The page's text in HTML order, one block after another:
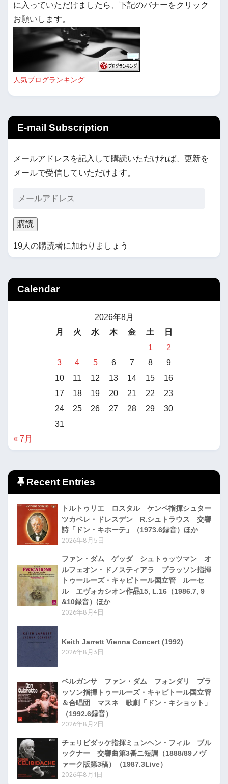
に入っていただけましたら、下記のバナーをクリック
お願いします。
人気ブログランキング
E-mail Subscription
メールアドレスを記入して購読いただければ、更新を
メールで受信していただけます。
購読
19人の購読者に加わりましょう
Calendar
2026年8月
月
火 水 木 金 土
日
1
2
3
4 5 6 7 8
9
10
11 12 13 14 15
16
17
18 19 20 21 22
23
24
25 26 27 28 29
30
31
« 7月
Recent Entries
トルトゥリエ ロスタル ケンペ指揮シュター
ツカペレ・ドレスデン R.シュトラウス 交響
詩「ドン・キホーテ」（1973.6録音）ほか
2026年8月5日
ファン・ダム ゲッダ シュトゥッツマン オ
ルフェオン・ドノスティアラ プラッソン指揮
トゥールーズ・キャピトール国立管 ルーセ
ル エヴォカシオン作品15, L.16（1986.7, 9
&10録音）ほか
2026年8月4日
Keith Jarrett Vienna Concert (1992)
2026年8月3日
ベルガンサ ファン・ダム フォンダリ プラ
ッソン指揮トゥールーズ・キャピトール国立管
＆合唱団 マスネ 歌劇「ドン・キショット」
（1992.6録音）
2026年8月2日
チェリビダッケ指揮ミュンヘン・フィル ブル
ックナー 交響曲第3番ニ短調（1888/89ノヴ
ァーク版第3稿）（1987.3Live）
2026年8月1日